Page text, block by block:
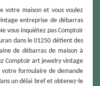
votre maison et vous voulez
entreprise de débarras
vous inquiétez pas Comptoir
dans le 01250 détient des
de débarras de maison à
Comptoir art jewelry vintage
formulaire de demande
un délai bref et obtenez-le